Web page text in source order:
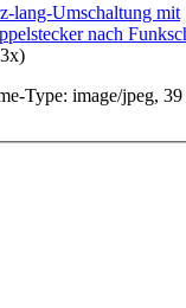
lang-Umschaltung mit
nach
Type: image/jpeg,